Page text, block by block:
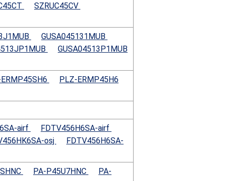
SZRUC45CV
GUSA045131MUB
GUSA04513P1MUB
PLZ-ERMP45H6
airf
FDTV456H6SA-airf
osj
FDTV456H6SA-
PA-P45U7HNC PA-